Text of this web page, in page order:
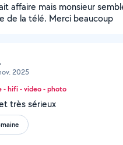
affaire mais monsieur
de la télé. Merci beaucoup
2025
- hifi - video - photo
très sérieux